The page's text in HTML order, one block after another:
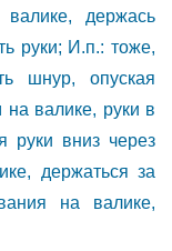
держась
руки; И.п.: тоже,
шнур, опуская
валике, руки в
руки вниз через
держаться за
на валике,